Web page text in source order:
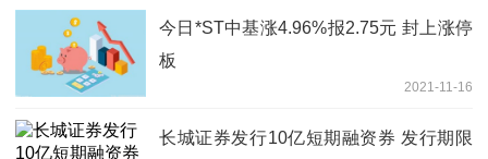
今日*ST中基涨4.96%报2.75元 封上涨停
板
2021-11-16
长城证券发行10亿短期融资券 发行期限